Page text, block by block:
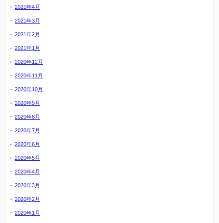
2021年4月
2021年3月
2021年2月
2021年1月
2020年12月
2020年11月
2020年10月
2020年9月
2020年8月
2020年7月
2020年6月
2020年5月
2020年4月
2020年3月
2020年2月
2020年1月